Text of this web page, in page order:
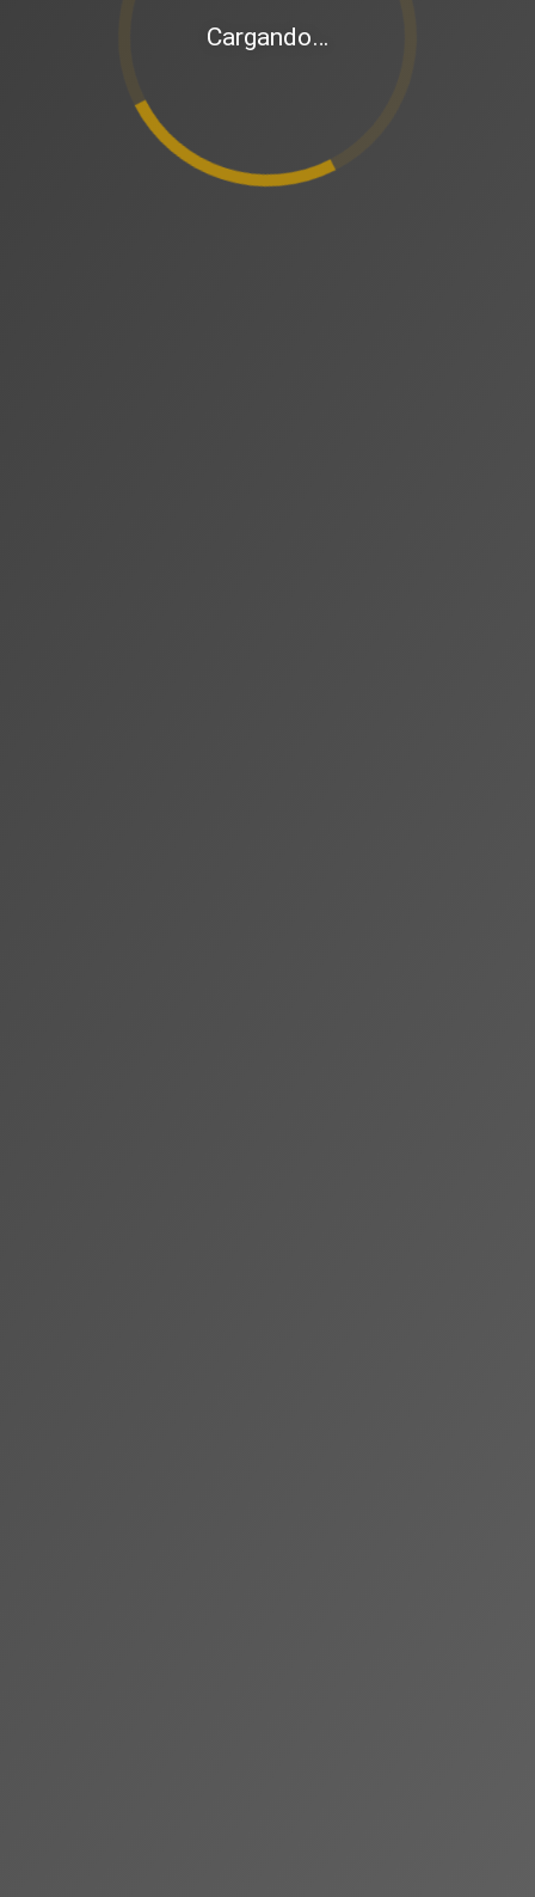
Cargando…